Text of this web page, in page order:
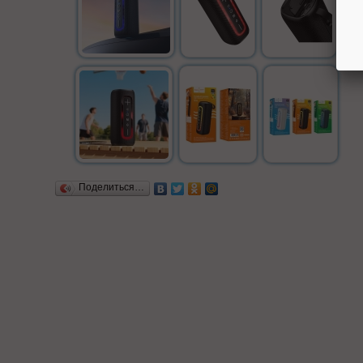
Поделиться…